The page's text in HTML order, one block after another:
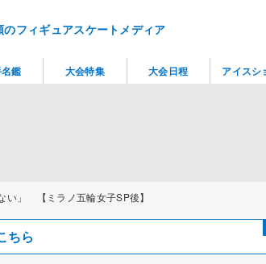
フィギュアスケートメディア
い」 【ミラノ五輪女子SP後】
ちら
鑑 大会特集 大会日程 アイスシ